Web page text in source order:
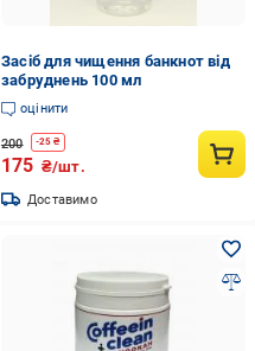
Засіб для чищення банкнот від
забруднень 100 мл
оцінити
200 -25 ₴
175 ₴/шт.
Доставимо